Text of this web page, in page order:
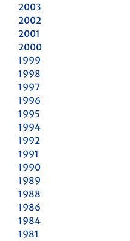
2003
2002
2001
2000
1999
1998
1997
1996
1995
1994
1992
1991
1990
1989
1988
1986
1984
1981